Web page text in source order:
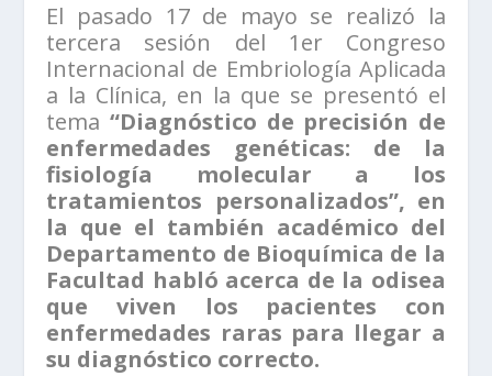
El pasado 17 de mayo se realizó la
tercera sesión del 1er Congreso
Internacional de Embriología Aplicada
a la Clínica, en la que se presentó el
tema “Diagnóstico de precisión de
enfermedades genéticas: de la
fisiología molecular a los
tratamientos personalizados”, en
la que el también académico del
Departamento de Bioquímica de la
Facultad habló acerca de la odisea
que viven los pacientes con
enfermedades raras para llegar a
su diagnóstico correcto.